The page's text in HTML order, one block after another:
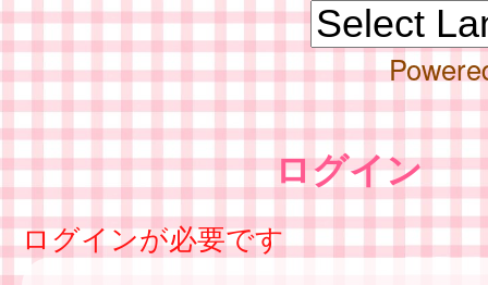
ログイン
ログインが必要です